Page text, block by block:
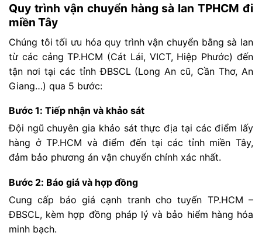
Quy trình vận chuyển hàng sà lan TPHCM đi
miền Tây
Chúng tôi tối ưu hóa quy trình vận chuyển bằng sà lan
từ các cảng TP.HCM (Cát Lái, VICT, Hiệp Phước) đến
tận nơi tại các tỉnh ĐBSCL (Long An cũ, Cần Thơ, An
Giang…) qua 5 bước:
Bước 1: Tiếp nhận và khảo sát
Đội ngũ chuyên gia khảo sát thực địa tại các điểm lấy
hàng ở TP.HCM và điểm đến tại các tỉnh miền Tây,
đảm bảo phương án vận chuyển chính xác nhất.
Bước 2: Báo giá và hợp đồng
Cung cấp báo giá cạnh tranh cho tuyến TP.HCM –
ĐBSCL, kèm hợp đồng pháp lý và bảo hiểm hàng hóa
minh bạch.